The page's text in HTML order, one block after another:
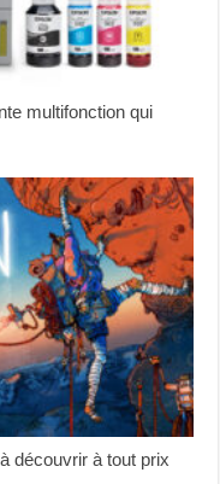
multifonction qui
découvrir à tout prix